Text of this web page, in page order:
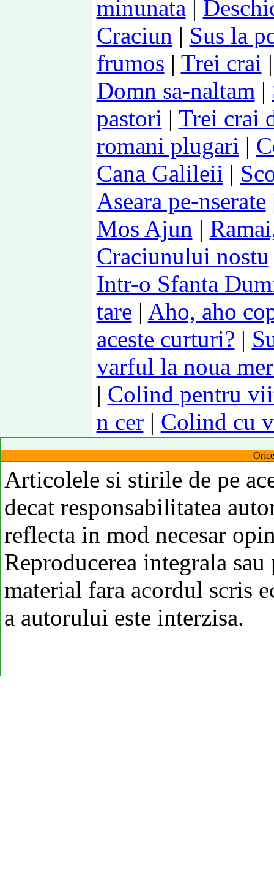
minunata
Craciun | Sus la
frumos | Trei crai
Domn sa-naltam |
pastori | Trei crai
romani plugari |
Cana Galileii |
Aseara pe-nserate
Mos Ajun |
Craciunului nostu
Intr-o Sfanta
tare | Aho, aho
aceste curturi? |
varful la noua
| Colind pentru
n cer| Colind cu
Articolele si stirile de pe
decat responsabilitatea
reflecta in mod necesar
Reproducerea integrala
material fara acordul scris
a autorului este interzisa.